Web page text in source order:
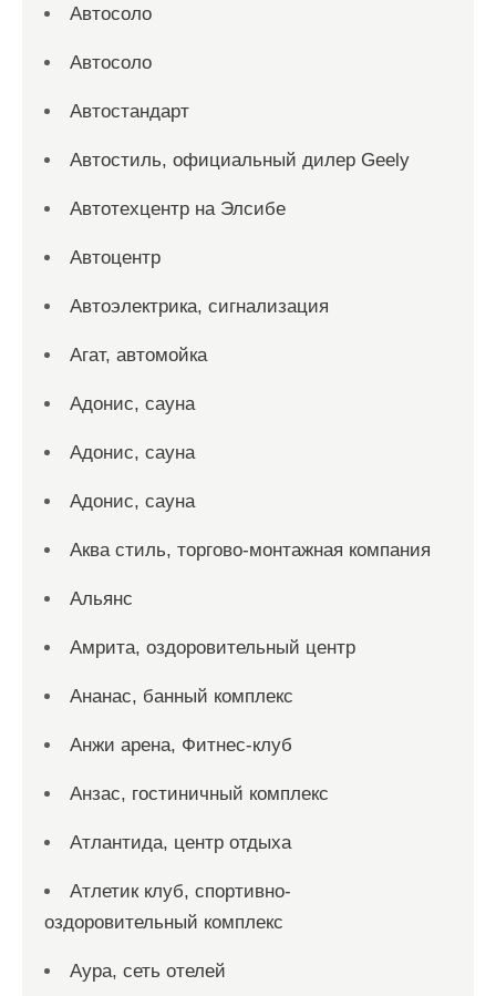
Автосоло
Автосоло
Автостандарт
Автостиль, официальный дилер Geely
Автотехцентр на Элсибе
Автоцентр
Автоэлектрика, сигнализация
Агат, автомойка
Адонис, сауна
Адонис, сауна
Адонис, сауна
Аква стиль, торгово-монтажная компания
Альянс
Амрита, оздоровительный центр
Ананас, банный комплекс
Анжи арена, Фитнес-клуб
Анзас, гостиничный комплекс
Атлантида, центр отдыха
Атлетик клуб, спортивно-
оздоровительный комплекс
Аура, сеть отелей